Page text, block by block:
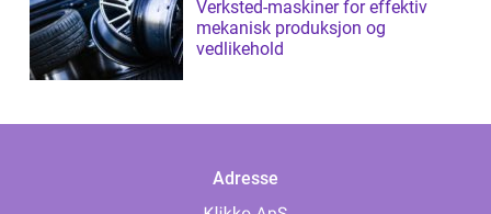
Verksted-maskiner for effektiv
mekanisk produksjon og
vedlikehold
Adresse